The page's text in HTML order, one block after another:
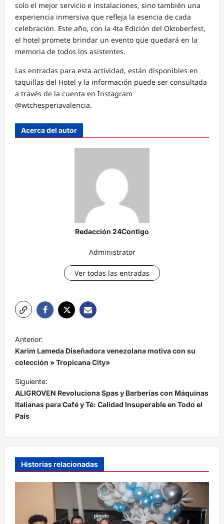
solo el mejor servicio e instalaciones, sino también una
experiencia inmersiva que refleja la esencia de cada
celebración. Este año, con la 4ta Edición del Oktoberfest,
el hotel promete brindar un evento que quedará en la
memoria de todos los asistentes.
Las entradas para esta actividad, están disponibles en
taquillas del Hotel y la información puede ser consultada
a través de la cuenta en Instagram
@wtchesperiavalencia.
Acerca del autor
Redacción 24Contigo
Administrator
Ver todas las entradas
N
a
v
e
g
a
ó
n
Anterior:
Karim Lameda Diseñadora venezolana motiva con su
colección » Tropicana City»
Siguiente:
ALIGROVEN Revoluciona Spas y Barberías con Máquinas
Italianas para Café y Té: Calidad Insuperable en Todo el
País
Historias relacionadas